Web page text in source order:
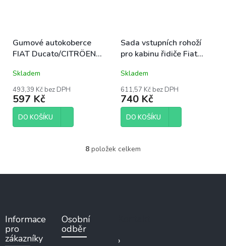
Gumové autokoberce
FIAT Ducato/CITRÖEN
2006- 2. řada UNI
Skladem
493,39 Kč bez DPH
597 Kč
DO KOŠÍKU
Sada vstupních rohoží
pro kabinu řidiče Fiat
Citröen Jumper od 2006
Skladem
611,57 Kč bez DPH
740 Kč
DO KOŠÍKU
O
l
8 položek celkem
Informace
pro
zákazníky
Osobní
odběr